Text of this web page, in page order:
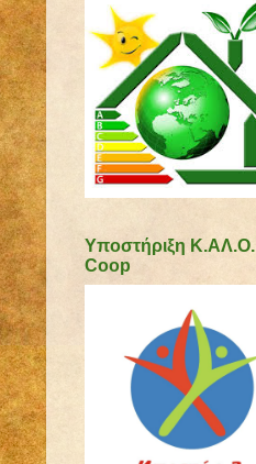
Υποστήριξη Κ.ΑΛ.Ο.
Coop